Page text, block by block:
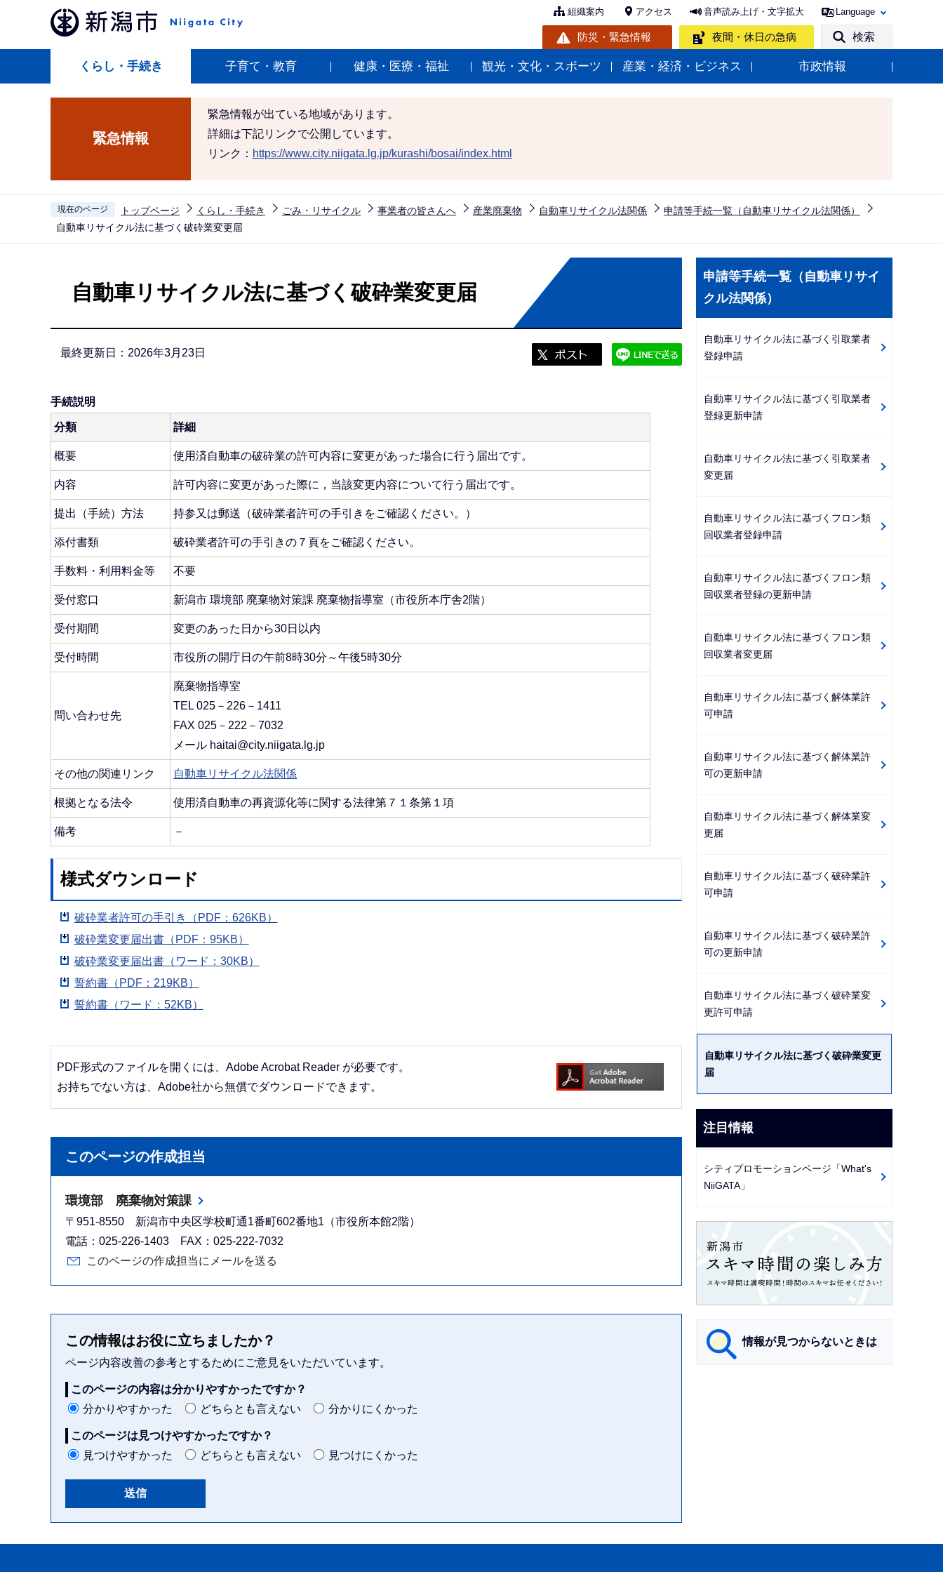
ペ
組織案内 アクセス 音声読み上げ・文字拡大 Language
防災・緊急情報 夜間・休日の急病 検索
くらし・手続き 子育て・教育 健康・医療・福祉 観光・文化・スポーツ 産業・経済・ビジネス 市政情報
緊急情報
緊急情報が出ている地域があります。
詳細は下記リンクで公開しています。
リンク： https://www.city.niigata.lg.jp/kurashi/bosai/index.html
現在のページ トップページ くらし・手続き ごみ・リサイクル 事業者の皆さんへ 産業廃棄物 自動車リサイクル法関係
申請等手続一覧（自動車リサイクル法関係）
自動車リサイクル法に基づく破砕業変更届
自動車リサイクル法に基づく破砕業変更届
最終更新日：2026年3月23日
手続説明
分類 詳細
概要 使用済自動車の破砕業の許可内容に変更があった場合に行う届出です。
内容 許可内容に変更があった際に，当該変更内容について行う届出です。
提出（手続）方法 持参又は郵送（破砕業者許可の手引きをご確認ください。）
添付書類 破砕業者許可の手引きの７頁をご確認ください。
手数料・利用料金等 不要
受付窓口 新潟市 環境部 廃棄物対策課 廃棄物指導室（市役所本庁舎2階）
受付期間 変更のあった日から30日以内
受付時間 市役所の開庁日の午前8時30分～午後5時30分
問い合わせ先
廃棄物指導室
TEL 025－226－1411
FAX 025－222－7032
メール haitai@city.niigata.lg.jp
その他の関連リンク 自動車リサイクル法関係
根拠となる法令 使用済自動車の再資源化等に関する法律第７１条第１項
備考 －
様式ダウンロード
破砕業者許可の手引き（PDF：626KB）
破砕業変更届出書（PDF：95KB）
破砕業変更届出書（ワード：30KB）
誓約書（PDF：219KB）
誓約書（ワード：52KB）
PDF形式のファイルを開くには、Adobe Acrobat Reader が必要です。
お持ちでない方は、Adobe社から無償でダウンロードできます。
このページの作成担当
環境部 廃棄物対策課
〒951-8550 新潟市中央区学校町通1番町602番地1（市役所本館2階）
電話：025-226-1403 FAX：025-222-7032
このページの作成担当にメールを送る
この情報はお役に立ちましたか？
ページ内容改善の参考とするためにご意見をいただいています。
このページの内容は分かりやすかったですか？
分かりやすかった
どちらとも言えない 分かりにくかった
このページは見つけやすかったですか？
見つけやすかった
どちらとも言えない 見つけにくかった
ナ
ゲ
ョ
ン
こ
か
申請等手続一覧（自動車リサイ
クル法関係）
自動車リサイクル法に基づく引取業者
登録申請
自動車リサイクル法に基づく引取業者
登録更新申請
自動車リサイクル法に基づく引取業者
変更届
自動車リサイクル法に基づくフロン類
回収業者登録申請
自動車リサイクル法に基づくフロン類
回収業者登録の更新申請
自動車リサイクル法に基づくフロン類
回収業者変更届
自動車リサイクル法に基づく解体業許
可申請
自動車リサイクル法に基づく解体業許
可の更新申請
自動車リサイクル法に基づく解体業変
更届
自動車リサイクル法に基づく破砕業許
可申請
自動車リサイクル法に基づく破砕業許
可の更新申請
自動車リサイクル法に基づく破砕業変
更許可申請
自動車リサイクル法に基づく破砕業変更
届
注目情報
シティプロモーションページ「What's
NiiGATA」
情報が見つからないときは
ン